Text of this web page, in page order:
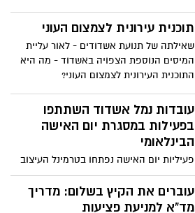
ריקות. בימים אלו נקלטו בנמל 5 מלגזות
לעבודה מיידית, כחלק מרכישת 12 מלגזות
המהלך משלב התייעלות תפעולית עם עמידה
תוכנית עירונית לצמצום העוני
שאילתה של תנועת אשדודים - לאור עליית
המיסים הנוספת הצפויה באשדוד - מה היא
התוכנית העירונית לצמצום העוני?
עובדות נמל אשדוד השתתפו
בפעילות במסגרת יום האישה
הבינלאומי
פעיליות יום האישה נפתחו בטרמינל העיצוב
בבת ים לבסדנת נגרות חווייתית. במהלך
הסדנה התנסו המשתתפות בעבודה מעשית
עם עץ, למדו טכניקות בסיסיות של עיצוב
עוברים את הקיץ בשלום: מדריך
מד"א למניעת פציעות